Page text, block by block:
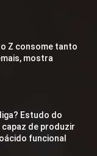
Z consome tanto
mostra
Estudo do
de produzir
funcional